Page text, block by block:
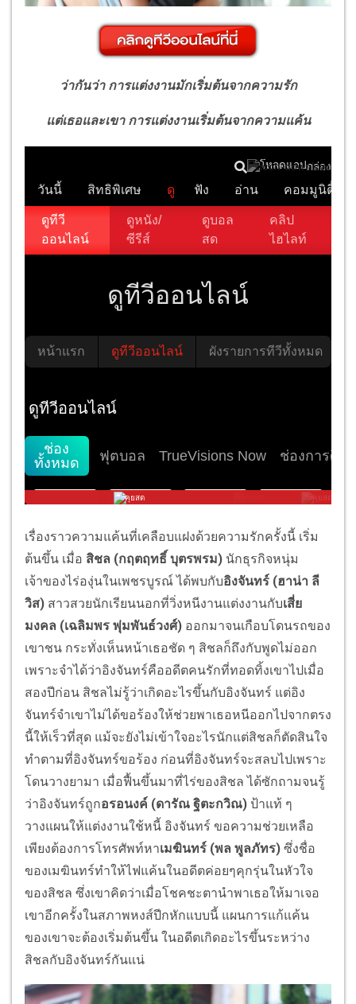
ว่ากันว่า การแต่งงานมักเริ่มต้นจากความรัก
แต่เธอและเขา การแต่งงานเริ่มต้นจากความแค้น
เรื่องราวความแค้นที่เคลือบแฝงด้วยความรักครั้งนี้ เริ่ม
ต้นขึ้น เมื่อ สิชล (กฤตฤทธิ์ บุตรพรม) นักธุรกิจหนุ่ม
เจ้าของไร่องุ่นในเพชรบูรณ์ ได้พบกับอิงจันทร์ (ฮาน่า ลี
วิส) สาวสวยนักเรียนนอกที่วิ่งหนีงานแต่งงานกับเสี่ย
มงคล (เฉลิมพร พุ่มพันธ์วงศ์) ออกมาจนเกือบโดนรถของ
เขาชน กระทั่งเห็นหน้าเธอชัด ๆ สิชลก็ถึงกับพูดไม่ออก
เพราะจำได้ว่าอิงจันทร์คืออดีตคนรักที่ทอดทิ้งเขาไปเมื่อ
สองปีก่อน สิชลไม่รู้ว่าเกิดอะไรขึ้นกับอิงจันทร์ แต่อิง
จันทร์จำเขาไม่ได้ขอร้องให้ช่วยพาเธอหนีออกไปจากตรง
นี้ให้เร็วที่สุด แม้จะยังไม่เข้าใจอะไรนักแต่สิชลก็ตัดสินใจ
ทำตามที่อิงจันทร์ขอร้อง ก่อนที่อิงจันทร์จะสลบไปเพราะ
โดนวางยามา เมื่อฟื้นขึ้นมาที่ไร่ของสิชล ได้ซักถามจนรู้
ว่าอิงจันทร์ถูกอรอนงค์ (ดารัณ ฐิตะกวิณ) ป้าแท้ ๆ
วางแผนให้แต่งงานใช้หนี้ อิงจันทร์ ขอความช่วยเหลือ
เพียงต้องการโทรศัพท์หาเมฆินทร์ (พล พูลภัทร) ซึ่งชื่อ
ของเมฆินทร์ทำให้ไฟแค้นในอดีตค่อยๆคุกรุ่นในหัวใจ
ของสิชล ซึ่งเขาคิดว่าเมื่อโชคชะตานำพาเธอให้มาเจอ
เขาอีกครั้งในสภาพหงส์ปีกหักแบบนี้ แผนการแก้แค้น
ของเขาจะต้องเริ่มต้นขึ้น ในอดีตเกิดอะไรขึ้นระหว่าง
สิชลกับอิงจันทร์กันแน่